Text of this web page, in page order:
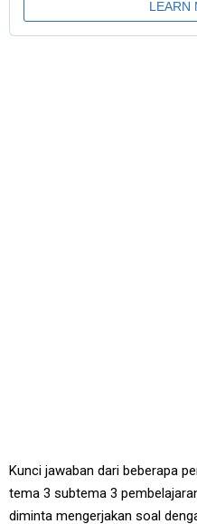
Kunci jawaban dari beberapa
tema 3 subtema 3
diminta mengerjakan soal